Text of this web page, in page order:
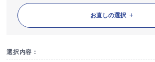
お直しの選択
選択内容：